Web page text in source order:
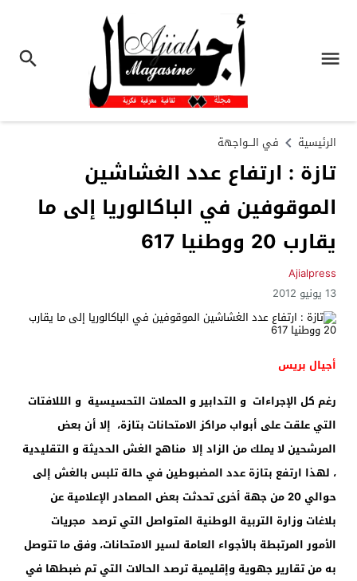
الرئيسية في الـــواجهة
تازة : ارتفاع عدد الغشاشين
الموقوفين في الباكالوريا إلى ما
يقارب 20 ووطنيا 617
Ajialpress
13 يونيو 2012
أجيال بريس
رغم كل الإجراءات و التدابير و الحملات التحسيسية و الللافتات
التي علقت على أبواب مراكز الامتحانات بتازة، إلا أن بعض
المرشحين لا يملك من الزاد إلا مناهج الغش الحديثة و التقليدية
، لهذا ارتفع بتازة عدد المضبوطين في حالة تلبس بالغش إلى
حوالي 20 من جهة أخرى تحدثت بعض المصادر الإعلامية عن
بلاغات وزارة التربية الوطنية المتواصل التي ترصدمجريات
الأمور المرتبطة بالأجواء العامة لسير الامتحانات، وفق ما تتوصل
به من تقارير جهوية وإقليمية ترصد الحالات التي تم ضبطها في